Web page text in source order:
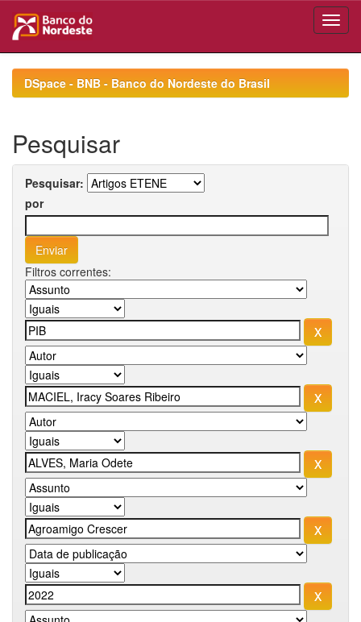
navigationDSpace - BNB - Banco do Nordeste do Brasil
Pesquisar
Pesquisar:
por
Filtros correntes: